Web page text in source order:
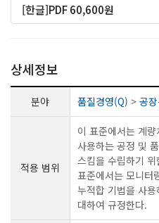
[한글]PDF 60,600원
상세정보
분야 품질경영(Q) > 공
적용 범위
이 표준에서는 계
사용하는 공정 및
스킴을 수립하기
표준에서는 모니터
누적합 기법을 사
대하여 규정한다.